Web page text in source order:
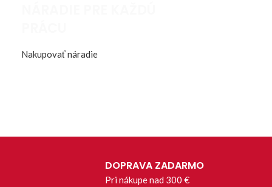
Nakupovať náradie
DOPRAVA ZADARMO
Pri nákupe nad 300 €